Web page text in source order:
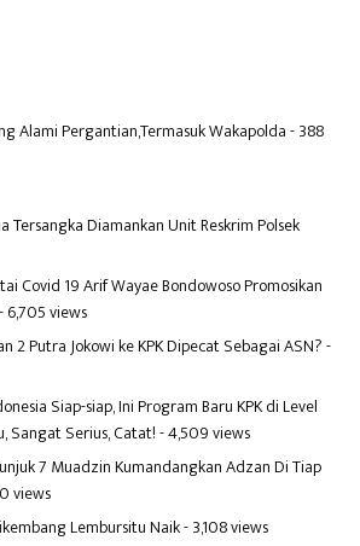
Alami Pergantian,Termasuk Wakapolda- 388
Tersangka Diamankan Unit Reskrim Polsek
Covid 19 Arif Wayae Bondowoso Promosikan
- 6,705 views
2 Putra Jokowi ke KPK Dipecat Sebagai ASN?-
Siap-siap, Ini Program Baru KPK di Level
Sangat Serius, Catat!- 4,509 views
7 Muadzin Kumandangkan Adzan Di Tiap
views
Lembursitu Naik- 3,108 views